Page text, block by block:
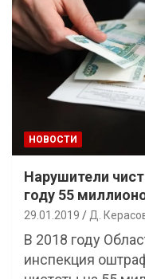
НОВОСТИ
Нарушители
году 55
29.01.2019 Д.
В 2018 году
инспекция